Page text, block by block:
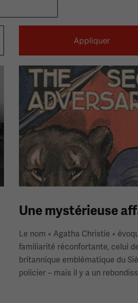
Une mystérieuse
Le nom « Agatha Christie »
familiarité réconfortante, celui
britannique emblématique du
policier – mais il y a un